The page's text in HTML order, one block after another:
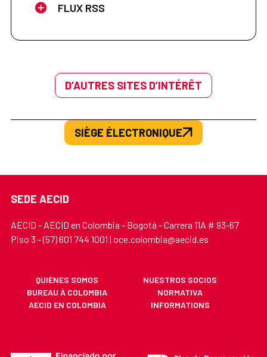
FLUX RSS
D’AUTRES SITES D’INTÉRÊT
SIÈGE ÉLECTRONIQUE
SEDE AECID
AECID - AECID en Colombia - Bogotá - Carrera 11A # 93-67
Piso 3 - (57) 601 744 1001 | oce.colombia@aecid.es
QUIÉNES SOMOS
NUESTROS SOCIOS
BUREAU À COLOMBIA
NORMATIVA
AECID EN COLOMBIA
INFORMATIONS